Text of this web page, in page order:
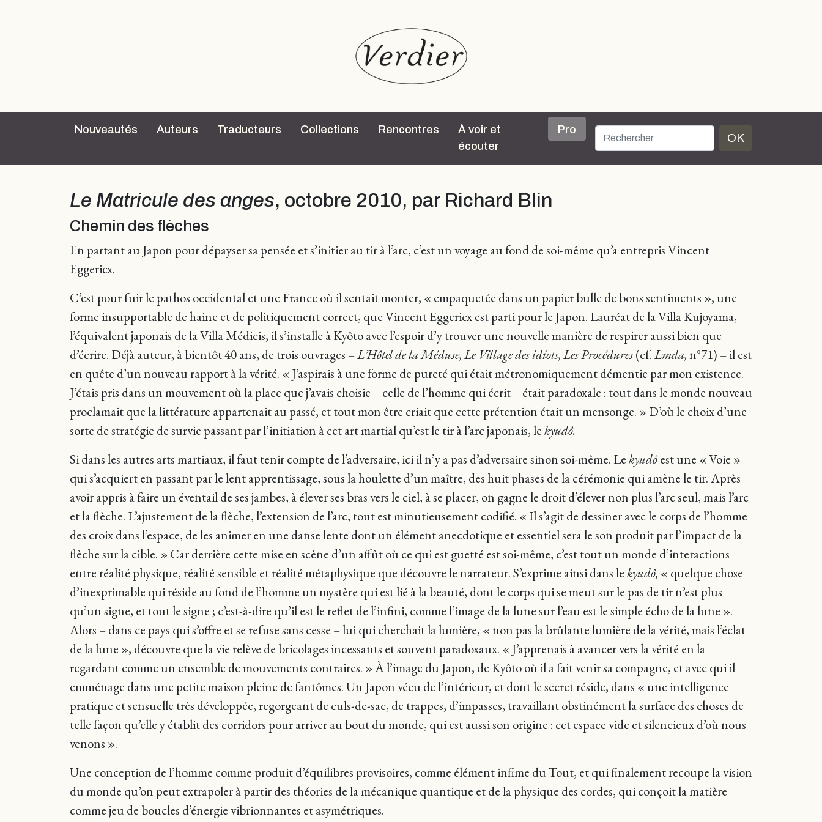
Nouveautés Auteurs Traducteurs Collections Rencontres
À voir et
écouter
Pro
OK
Le Matricule des anges, octobre 2010, par Richard Blin
Chemin des flèches
En partant au Japon pour dépayser sa pensée et s’initier au tir à l’arc, c’est un voyage au fond de soi-même qu’a entrepris Vincent
Eggericx.
C’est pour fuir le pathos occidental et une France où il sentait monter, « empaquetée dans un papier bulle de bons sentiments », une
forme insupportable de haine et de politiquement correct, que Vincent Eggericx est parti pour le Japon. Lauréat de la Villa Kujoyama,
l’équivalent japonais de la Villa Médicis, il s’installe à Kyôto avec l’espoir d’y trouver une nouvelle manière de respirer aussi bien que
d’écrire. Déjà auteur, à bientôt 40 ans, de trois ouvrages –L’Hôtel de la Méduse, Le Village des idiots, Les Procédures(cf.Lmda,n°71) – il est
en quête d’un nouveau rapport à la vérité. « J’aspirais à une forme de pureté qui était métronomiquement démentie par mon existence.
J’étais pris dans un mouvement où la place que j’avais choisie – celle de l’homme qui écrit – était paradoxale : tout dans le monde nouveau
proclamait que la littérature appartenait au passé, et tout mon être criait que cette prétention était un mensonge. » D’où le choix d’une
sorte de stratégie de survie passant par l’initiation à cet art martial qu’est le tir à l’arc japonais, lekyudô.
Si dans les autres arts martiaux, il faut tenir compte de l’adversaire, ici il n’y a pas d’adversaire sinon soi-même. Lekyudôest une « Voie »
qui s’acquiert en passant par le lent apprentissage, sous la houlette d’un maître, des huit phases de la cérémonie qui amène le tir. Après
avoir appris à faire un éventail de ses jambes, à élever ses bras vers le ciel, à se placer, on gagne le droit d’élever non plus l’arc seul, mais l’arc
et la flèche. L’ajustement de la flèche, l’extension de l’arc, tout est minutieusement codifié. « Il s’agit de dessiner avec le corps de l’homme
des croix dans l’espace, de les animer en une danse lente dont un élément anecdotique et essentiel sera le son produit par l’impact de la
flèche sur la cible. » Car derrière cette mise en scène d’un affût où ce qui est guetté est soi-même, c’est tout un monde d’interactions
entre réalité physique, réalité sensible et réalité métaphysique que découvre le narrateur. S’exprime ainsi dans lekyudô, « quelque chose
d’inexprimable qui réside au fond de l’homme un mystère qui est lié à la beauté, dont le corps qui se meut sur le pas de tir n’est plus
qu’un signe, et tout le signe ; c’est-à-dire qu’il est le reflet de l’infini, comme l’image de la lune sur l’eau est le simple écho de la lune ».
Alors – dans ce pays qui s’offre et se refuse sans cesse – lui qui cherchait la lumière, « non pas la brûlante lumière de la vérité, mais l’éclat
de la lune », découvre que la vie relève de bricolages incessants et souvent paradoxaux. « J’apprenais à avancer vers la vérité en la
regardant comme un ensemble de mouvements contraires. » À l’image du Japon, de Kyôto où il a fait venir sa compagne, et avec qui il
emménage dans une petite maison pleine de fantômes. Un Japon vécu de l’intérieur, et dont le secret réside, dans « une intelligence
pratique et sensuelle très développée, regorgeant de culs-de-sac, de trappes, d’impasses, travaillant obstinément la surface des choses de
telle façon qu’elle y établit des corridors pour arriver au bout du monde, qui est aussi son origine : cet espace vide et silencieux d’où nous
venons ».
Une conception de l’homme comme produit d’équilibres provisoires, comme élément infime du Tout, et qui finalement recoupe la vision
du monde qu’on peut extrapoler à partir des théories de la mécanique quantique et de la physique des cordes, qui conçoit la matière
comme jeu de boucles d’énergie vibrionnantes et asymétriques.